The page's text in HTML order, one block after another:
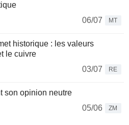
06/07
MT
historique : les valeurs
le cuivre
03/07
RE
son opinion neutre
05/06
ZM